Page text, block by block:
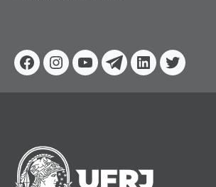
Facebook
Instagram
YoutubeTelegram
Linkedin
Twitter